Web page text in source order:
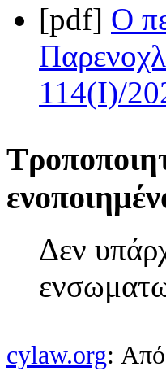
[pdf] Ο
114(I)/
Δεν
cylaw.org: